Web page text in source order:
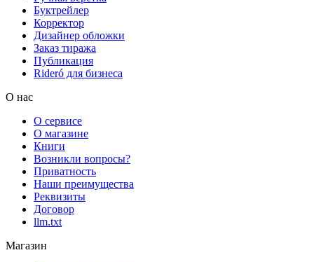
Буктрейлер
Корректор
Дизайнер обложки
Заказ тиража
Публикация
Rideró для бизнеса
О нас
О сервисе
О магазине
Книги
Возникли вопросы?
Приватность
Наши преимущества
Реквизиты
Договор
llm.txt
Магазин